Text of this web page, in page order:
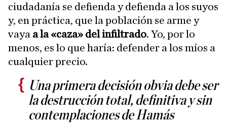
ciudadanía se defienda y defienda a los suyos
y, en práctica, que la población se arme y
vaya a la «caza» del infiltrado. Yo, por lo
menos, es lo que haría: defender a los míos a
cualquier precio.
Una primera decisión obvia debe ser
la destrucción total, definitiva y sin
contemplaciones de Hamás